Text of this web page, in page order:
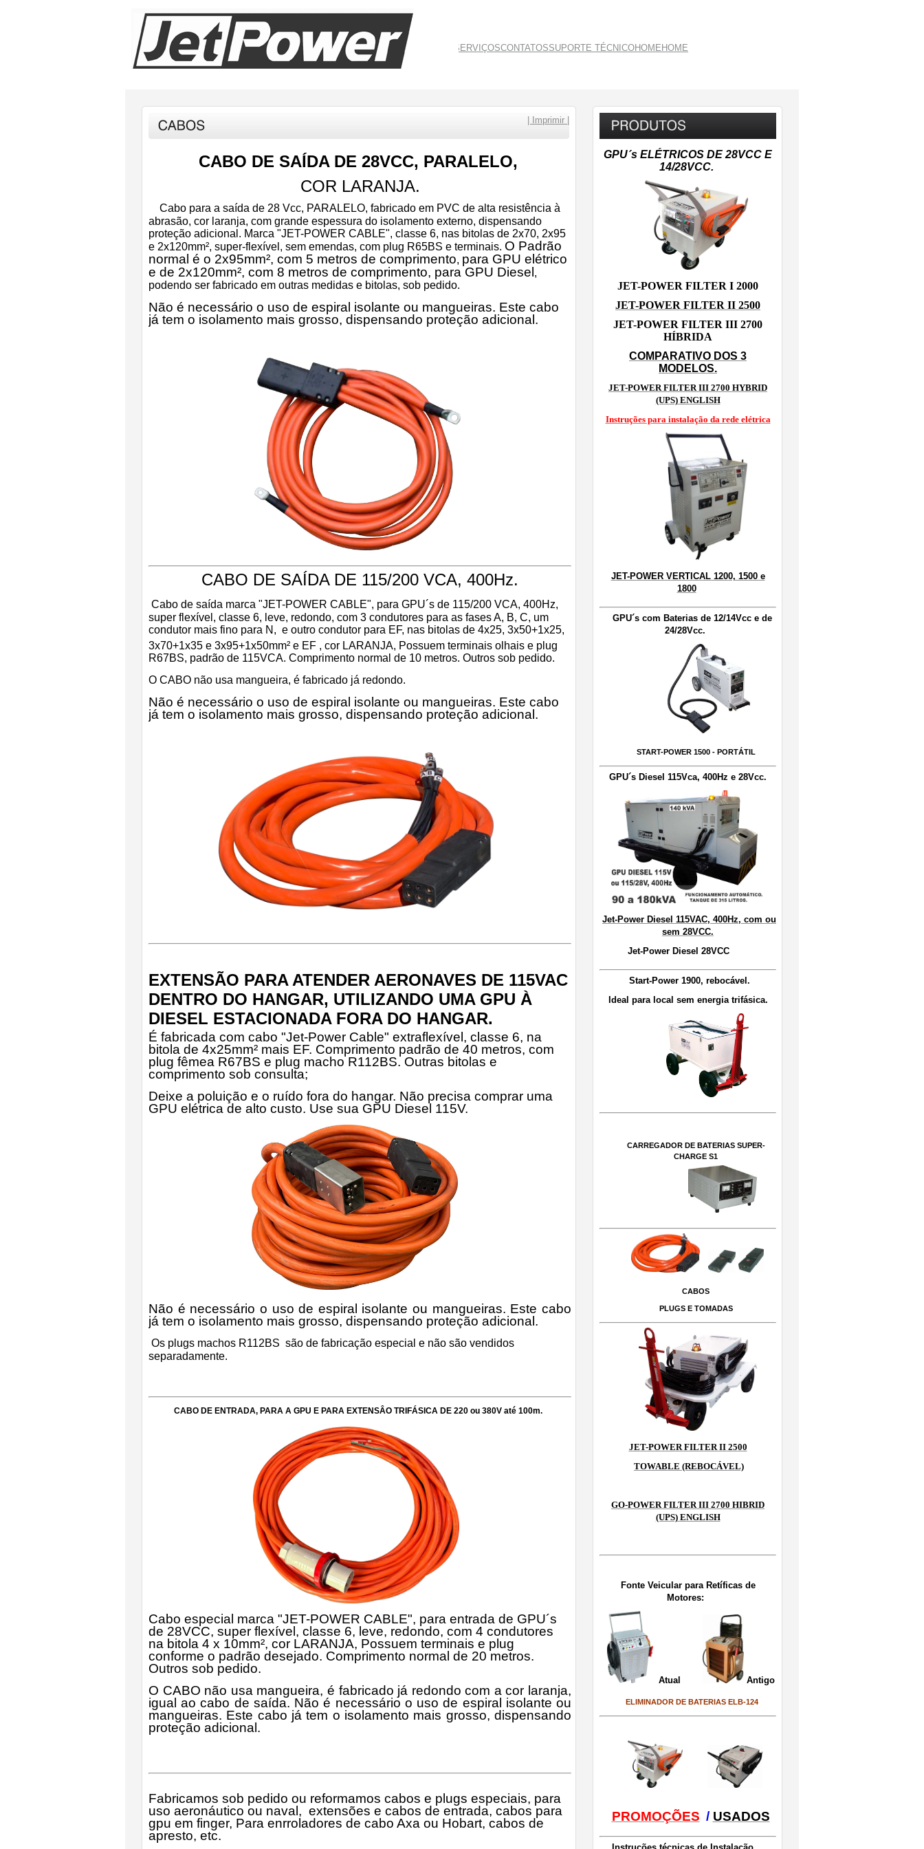
Top Menu
EMPRESA PRODUTOS SERVIÇOSCONTATOSSUPORTE TÉCNICOHOME HOME
GPU´s ELÉTRICOS DE 28VCC E
14/28VCC.
JET-POWER FILTER I 2000
JET-POWER FILTER II 2500
JET-POWER FILTER III 2700
HÍBRIDA
COMPARATIVO DOS 3
MODELOS.
JET-POWER FILTER III 2700 HYBRID
(UPS) ENGLISH
Instruções para instalação da rede elétrica
JET-POWER VERTICAL 1200, 1500 e
1800
GPU´s com Baterias de 12/14Vcc e de
24/28Vcc.
START-POWER 1500 - PORTÁTIL
GPU´s Diesel 115Vca, 400Hz e 28Vcc.
Jet-Power Diesel 115VAC, 400Hz, com ou
sem 28VCC.
Jet-Power Diesel 28VCC
Start-Power 1900, rebocável .
Ideal para local sem energia trifásica.
CARREGADOR DE BATERIAS SUPER-
CHARGE S1
CABOS
PLUGS E TOMADAS
JET-POWER FILTER II 2500
TOWABLE (REBOCÁVEL)
GO-POWER FILTER III 2700 HIBRID
(UPS) ENGLISH
Fonte Veicular para Retíficas de
Motores:
Atual Antigo
ELIMINADOR DE BATERIAS ELB-124
PROMOÇÕES / USADOS
| Imprimir |
CABO DE SAÍDA DE 28VCC, PARALELO,
COR LARANJA.
Cabo para a saída de 28 Vcc, PARALELO, fabricado em PVC de alta resistência à
abrasão, cor laranja, com grande espessura do isolamento externo, dispensando
proteção adicional. Marca "JET-POWER CABLE", classe 6, nas bitolas de 2x70, 2x95
e 2x120mm², super-flexível, sem emendas, com plug R65BS e terminais. O Padrão
normal é o 2x95mm², com 5 metros de comprimento, para GPU elétrico
e de 2x120mm², com 8 metros de comprimento, para GPU Diesel ,
podendo ser fabricado em outras medidas e bitolas, sob pedido.
Não é necessário o uso de espiral isolante ou mangueiras. Este cabo
já tem o isolamento mais grosso, dispensando proteção adicional.
CABO DE SAÍDA DE 115/200 VCA, 400Hz.
Cabo de saída marca "JET-POWER CABLE", para GPU´s de 115/200 VCA, 400Hz,
super flexível, classe 6, leve, redondo, com 3 condutores para as fases A, B, C, um
condutor mais fino para N, e outro condutor para EF, nas bitolas de 4x25, 3x50+1x25,
3x70+1x35 e 3x95+1x50mm² e EF , cor LARANJA, Possuem terminais olhais e plug
R67BS, padrão de 115VCA. Comprimento normal de 10 metros. Outros sob pedido.
O CABO não usa mangueira, é fabricado já redondo.
Não é necessário o uso de espiral isolante ou mangueiras. Este cabo
já tem o isolamento mais grosso, dispensando proteção adicional.
EXTENSÃO PARA ATENDER AERONAVES DE 115VAC
DENTRO DO HANGAR, UTILIZANDO UMA GPU À
DIESEL ESTACIONADA FORA DO HANGAR.
É fabricada com cabo "Jet-Power Cable" extraflexível, classe 6, na
bitola de 4x25mm² mais EF. Comprimento padrão de 40 metros, com
plug fêmea R67BS e plug macho R112BS. Outras bitolas e
comprimento sob consulta;
Deixe a poluição e o ruído fora do hangar. Não precisa comprar uma
GPU elétrica de alto custo. Use sua GPU Diesel 115V.
Não é necessário o uso de espiral isolante ou mangueiras. Este cabo
já tem o isolamento mais grosso, dispensando proteção adicional.
Os plugs machos R112BS são de fabricação especial e não são vendidos
separadamente.
CABO DE ENTRADA, PARA A GPU E PARA EXTENSÂO TRIFÁSICA DE 220 ou 380V até 100m.
Cabo especial marca "JET-POWER CABLE", para entrada de GPU´s
de 28VCC, super flexível, classe 6, leve, redondo, com 4 condutores
na bitola 4 x 10mm², cor LARANJA, Possuem terminais e plug
conforme o padrão desejado. Comprimento normal de 20 metros.
Outros sob pedido.
O CABO não usa mangueira, é fabricado já redondo com a cor laranja,
igual ao cabo de saída. Não é necessário o uso de espiral isolante ou
mangueiras. Este cabo já tem o isolamento mais grosso, dispensando
proteção adicional.
Fabricamos sob pedido ou reformamos cabos e plugs especiais, para
uso aeronáutico ou naval, extensões e cabos de entrada, cabos para
gpu em finger, Para enrroladores de cabo Axa ou Hobart, cabos de
apresto, etc.